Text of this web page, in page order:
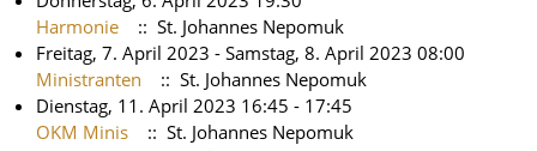
Harmonie
:: St. Johannes Nepomuk
Freitag, 7. April 2023 - Samstag, 8. April 2023 08:00
Ministranten
:: St. Johannes Nepomuk
Dienstag, 11. April 2023 16:45 - 17:45
OKM Minis
:: St. Johannes Nepomuk